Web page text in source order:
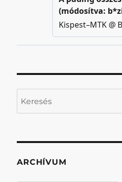
ARCHÍVUM